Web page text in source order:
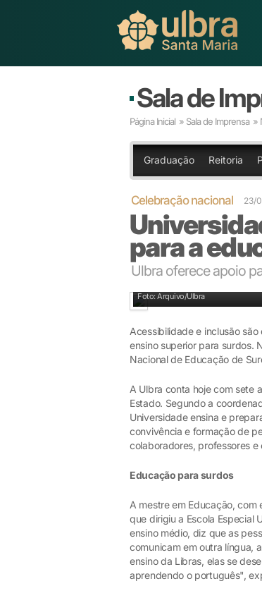
Sala de
Página Inicial » Sala de Imprensa »
Graduação Reitoria
Celebração nacional 23/
para a
Ulbra oferece apoio
Foto: Arquivo/Ulbra
Acessibilidade e inclusão
ensino superior para surdos.
Nacional de Educação de
A Ulbra conta hoje com sete
Estado. Segundo a
Universidade ensina e
convivência e formação de
colaboradores, professores
Educação para surdos
A mestre em Educação, com
que dirigiu a Escola Especial
ensino médio, diz que as
comunicam em outra língua,
ensino da Libras, elas se
aprendendo o português",